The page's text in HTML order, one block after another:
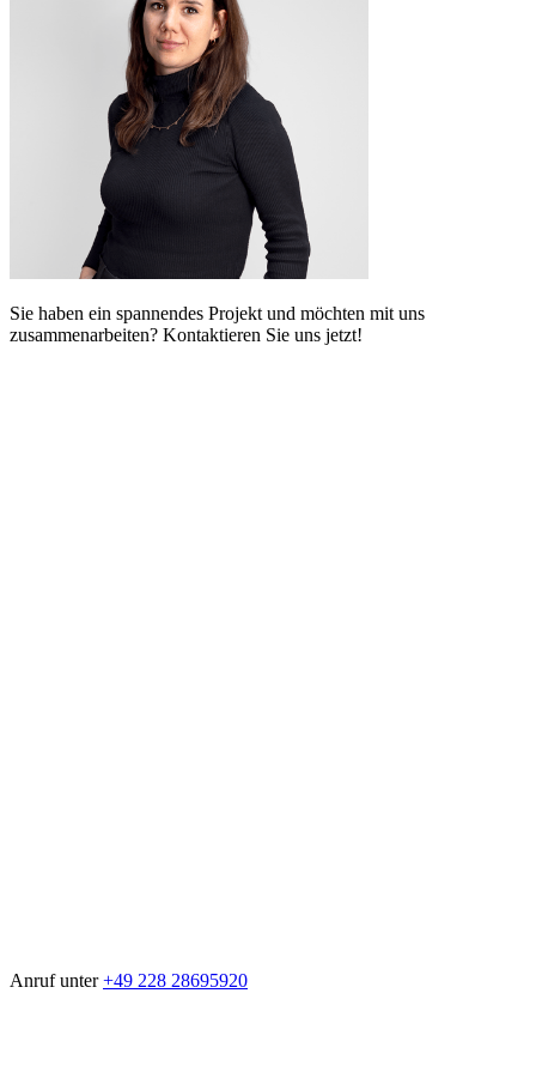
Sie haben ein spannendes Projekt und möchten mit uns
zusammenarbeiten? Kontaktieren Sie uns jetzt!
Anruf unter +49 228 28695920